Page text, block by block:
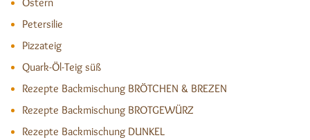
Petersilie
Pizzateig
Quark-Öl-Teig süß
Rezepte Backmischung BRÖTCHEN & BREZEN
Rezepte Backmischung BROTGEWÜRZ
Rezepte Backmischung DUNKEL